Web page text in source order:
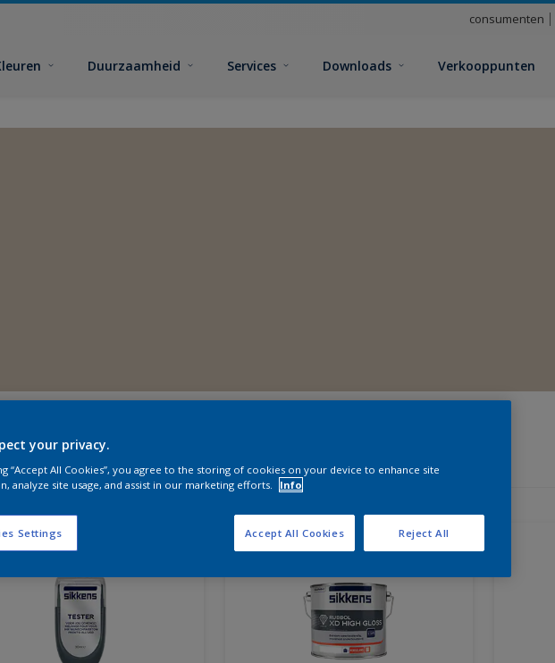
consumenten
Duurzaamheid Services Downloads Verkooppunten
voor jou
your privacy.
“Accept All Cookies”, you agree to the storing of cookies on your device to enhance site
analyze site usage, and assist in our marketing efforts.
Info
Settings Reject All
Accept All Cookies